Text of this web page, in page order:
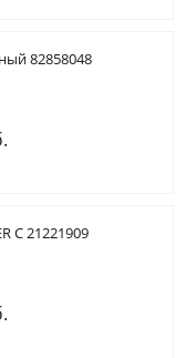
82858048
C 21221909